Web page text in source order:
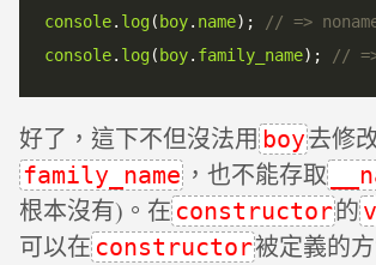
console. log( boy. name);
console. log( boy. family_name);
好了，這下不但沒法用 boy去修
family_name ，也不能存取
根本沒有)。在 constructor的
可以在 constructor被定義的